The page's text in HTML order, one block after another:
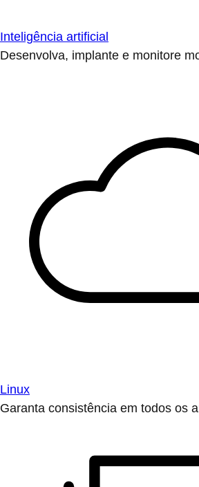
Inteligência artificial
Desenvolva, implante e monitore
Linux
Garanta consistência em todos os